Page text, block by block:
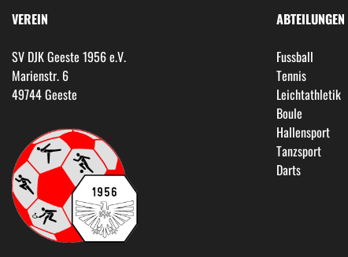
VEREIN
SV DJK Geeste 1956 e.V.
Marienstr. 6
49744 Geeste
ABTEILUNGEN
Fussball
Tennis
Leichtathletik
Boule
Hallensport
Tanzsport
Darts